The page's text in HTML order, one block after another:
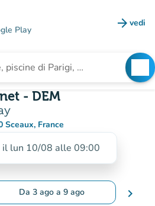
Play arrow_forward vedi
- DEM
Sceaux, France
Google Maps)
scheda)
il lun 10/08 alle 09:00
Da 3 ago a 9 ago
il calendario per modificare le
chevron_right